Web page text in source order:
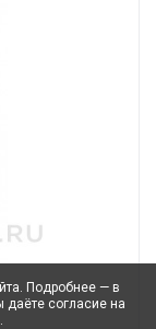
Подробнее — в
даёте согласие на